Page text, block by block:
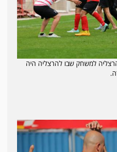
למשחק שבו להרצליה היה